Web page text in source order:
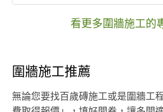
高標準。我們的團隊秉持"品質
原則，關鍵時刻敏捷反應，確保
責任的態度贏得了業界和客戶的信
任。請讓我們為您的家居改善需
供支持，讓每個細節都超乎期望
接您的問題或構想，我們期待成
看更多圍牆施工的
圍牆施工推薦
無論您要找百歲磚施工或是圍牆工